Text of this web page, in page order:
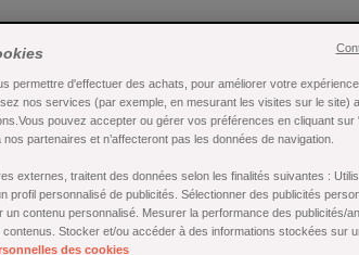
Brisures de
de Chefs
Craquez pour les brisures
idéal pour confectionner
brisures apportent une
permettre d'effectuer des achats, pour améliorer votre
nos services (par exemple, en mesurant les visites sur le site)
pouvez accepter ou gérer vos préférences en cliquant sur
partenaires et n’affecteront pas les données de navigation.
externes, traitent des données selon les finalités suivantes :
profil personnalisé de publicités. Sélectionner des publicités
un contenu personnalisé. Mesurer la performance des publicités/
Stocker et/ou accéder à des informations stockées sur
des cookies